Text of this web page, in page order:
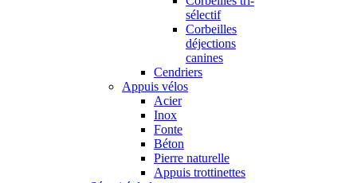
sélectif
Corbeilles
déjections
canines
Cendriers
Appuis vélos
Acier
Inox
Fonte
Béton
Pierre naturelle
Appuis trottinettes